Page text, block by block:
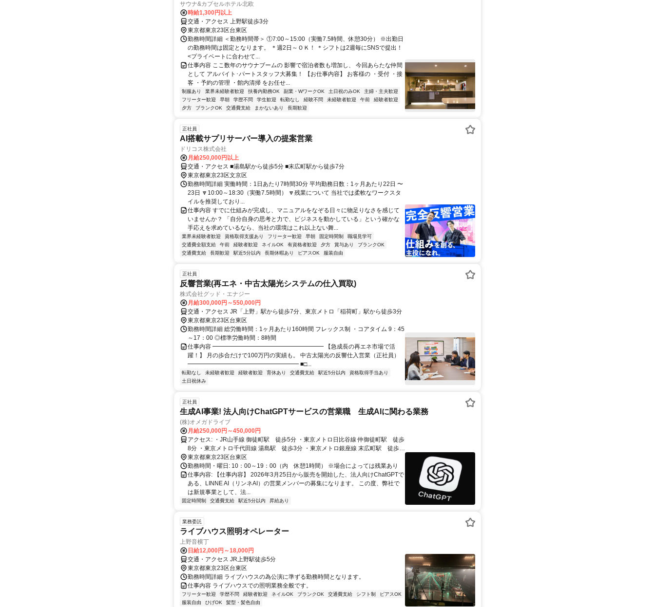
サウナ&カプセルホテル北欧
時給1,300円以上
交通・アクセス 上野駅徒歩3分
東京都東京23区台東区
勤務時間詳細 ＜勤務時間帯＞ ①7:00～15:00（実働7.5時間、休憩30分） ※出勤日
の勤務時間は固定となります。 ＊週2日～ＯＫ！ ＊シフトは2週毎にSNSで提出！
<プライベートに合わせて...
仕事内容 ここ数年のサウナブームの 影響で宿泊者数も増加し、 今回あらたな仲間
として アルバイト･パートスタッフ大募集！ 【お仕事内容】 お客様の ・受付 ・接
客 ・予約の管理 ・館内清掃 をお任せ...
制服あり 業界未経験者歓迎 扶養内勤務OK 副業・WワークOK 土日祝のみOK
主婦・主夫歓迎
フリーター歓迎
早朝 学歴不問 学生歓迎 転勤なし 経験不問 未経験者歓迎 午前
経験者歓迎
夕方
ブランクOK 交通費支給 まかないあり 長期歓迎
正社員
AI搭載サプリサーバー導入の提案営業
ドリコス株式会社
月給250,000円以上
交通・アクセス ■湯島駅から徒歩5分 ■末広町駅から徒歩7分
東京都東京23区文京区
勤務時間詳細 実働時間：1日あたり7時間30分 平均勤務日数：1ヶ月あたり22日 〜
23日 🔽10:00～18:30（実働7.5時間） 🔽残業について 当社では柔軟なワークスタ
イルを推奨しており...
仕事内容 すでに仕組みが完成し、マニュアルをなぞる日々に物足りなさを感じて
いませんか？ 「自分自身の思考と力で、ビジネスを動かしている」という確かな
手応えを求めているなら、当社の環境はこれ以上ない舞...
業界未経験者歓迎 資格取得支援あり フリーター歓迎 早朝 固定時間制
職場見学可
交通費全額支給
午前 経験者歓迎 ネイルOK 有資格者歓迎 夕方 賞与あり
ブランクOK
交通費支給
長期歓迎 駅近5分以内 長期休暇あり ピアスOK 服装自由
正社員
反響営業(再エネ・中古太陽光システムの仕入買取)
株式会社グッド・エナジー
月給300,000円～550,000円
交通・アクセス JR「上野」駅から徒歩7分、東京メトロ「稲荷町」駅から徒歩3分
東京都東京23区台東区
勤務時間詳細 総労働時間：1ヶ月あたり160時間 フレックス制 ・コアタイム 9：45
～17：00 ◎標準労働時間：8時間
仕事内容 ━━━━━━━━━━━━━━━━━━━ 【急成長の再エネ市場で活
躍！】 月の歩合だけで100万円の実績も。 中古太陽光の反響仕入営業（正社員）
━━━━━━━━━━━━━━━━━━━ ■□...
転勤なし 未経験者歓迎 経験者歓迎 育休あり 交通費支給 駅近5分以内
資格取得手当あり
土日祝休み
正社員
生成AI事業! 法人向けChatGPTサービスの営業職 生成AIに関わる業務
(株)オメガドライブ
月給250,000円～450,000円
アクセス: ・JR山手線 御徒町駅 徒歩5分 ・東京メトロ日比谷線 仲御徒町駅 徒歩
8分 ・東京メトロ千代田線 湯島駅 徒歩3分 ・東京メトロ銀座線 末広町駅 徒歩5
分 上野広小路 徒歩5分
東京都東京23区台東区
勤務時間・曜日: 10：00～19：00（内 休憩1時間） ※場合によっては残業あり
仕事内容: 【仕事内容】 2026年3月25日から販売を開始した、法人向けChatGPTで
ある、LINNE AI（リンネAI）の営業メンバーの募集になります。 この度、弊社で
は新規事業として、法...
固定時間制 交通費支給 駅近5分以内 昇給あり
業務委託
ライブハウス照明オペレーター
上野音横丁
日給12,000円～18,000円
交通・アクセス JR上野駅徒歩5分
東京都東京23区台東区
勤務時間詳細 ライブハウスの為公演に準ずる勤務時間となります。
仕事内容 ライブハウスでの照明業務全般です。
フリーター歓迎 学歴不問 経験者歓迎 ネイルOK ブランクOK 交通費支給 シフト制
ピアスOK
服装自由
ひげOK 髪型・髪色自由